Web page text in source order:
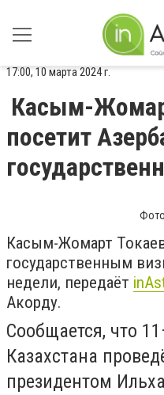
17:00, 10 марта 2024 г.
Касым-
посетит
Касым-Жомарт
государственным
недели, передаёт
Акорду.
Сообщается, что
Казахстана
президентом